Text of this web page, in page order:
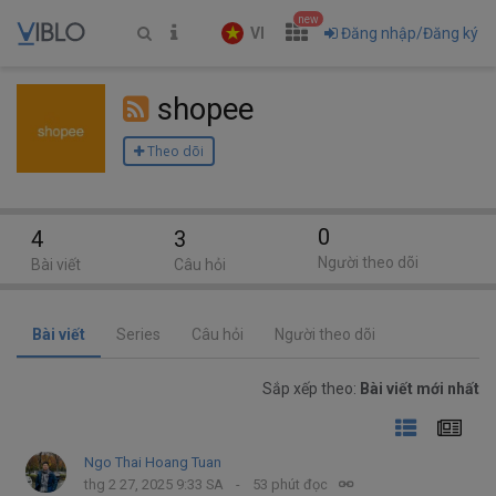
VI
new
Đăng nhập/Đăng ký
shopee
Theo dõi
Bài viết Series Câu hỏi Người theo dõi
Sắp xếp theo: Bài viết mới nhất
Ngo Thai Hoang Tuan
thg 2 27, 2025 9:33 SA
53 phút đọc
4
Bài viết
3
Câu hỏi
0
Người theo dõi